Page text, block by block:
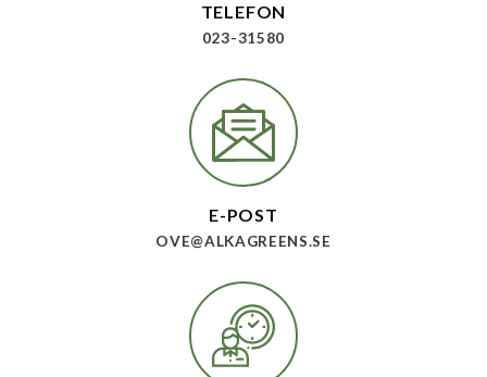
TELEFON
023-31580
E-POST
OVE@ALKAGREENS.SE